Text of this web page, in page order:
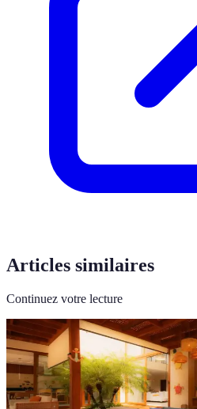
Articles similaires
Continuez votre lecture